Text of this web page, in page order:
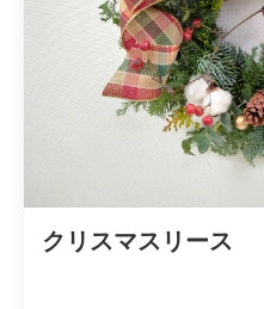
クリスマスリース